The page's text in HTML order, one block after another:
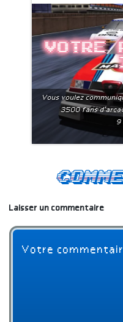
Votre
Vous voulez
3500 fans
9
Laisser un commentaire